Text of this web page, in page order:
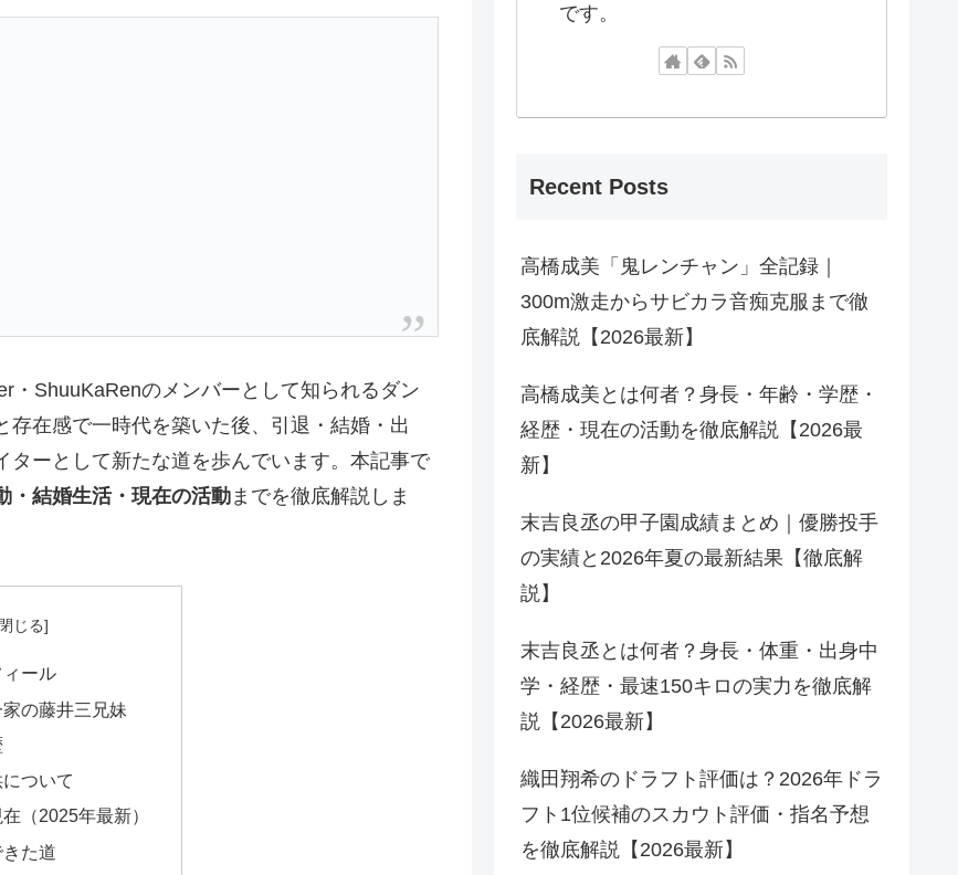
・ShuuKaRenのメンバーとして知られるダン
在感で一時代を築いた後、引退・結婚・出
ーとして新たな道を歩んでいます。本記事で
・結婚生活・現在の活動までを徹底解説しま
ール
の藤井三兄妹
ついて
（2025年最新）
た道
です。
Recent Posts
高橋成美「鬼レンチャン」全記録｜
300m激走からサビカラ音痴克服まで徹
底解説【2026最新】
高橋成美とは何者？身長・年齢・学歴・
経歴・現在の活動を徹底解説【2026最
新】
末吉良丞の甲子園成績まとめ｜優勝投手
の実績と2026年夏の最新結果【徹底解
説】
末吉良丞とは何者？身長・体重・出身中
学・経歴・最速150キロの実力を徹底解
説【2026最新】
織田翔希のドラフト評価は？2026年ドラ
フト1位候補のスカウト評価・指名予想
を徹底解説【2026最新】